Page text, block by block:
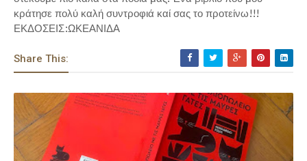
κράτησε πολύ καλή συντροφιά καί σας το προτείνω!!!
ΕΚΔΟΣΕΙΣ:ΩΚΕΑΝΙΔΑ
Share This: